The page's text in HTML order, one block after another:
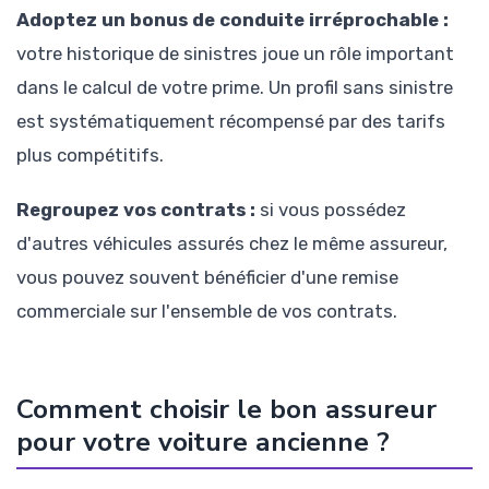
Adoptez un bonus de conduite irréprochable :
votre historique de sinistres joue un rôle important
dans le calcul de votre prime. Un profil sans sinistre
est systématiquement récompensé par des tarifs
plus compétitifs.
Regroupez vos contrats : si vous possédez
d'autres véhicules assurés chez le même assureur,
vous pouvez souvent bénéficier d'une remise
commerciale sur l'ensemble de vos contrats.
Comment choisir le bon assureur
pour votre voiture ancienne ?